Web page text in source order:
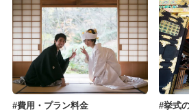
費用・プラン料金 挙式